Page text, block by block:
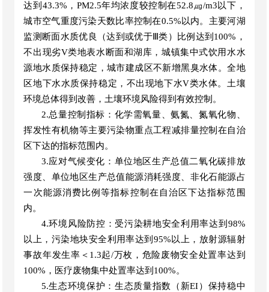
达到43.3%，PM2.5年均浓度较控制在52.8㎍/m3以下，
城市空气重度污染天数比率控制在0.5%以内。主要河湖
监测断面水质优良（达到或优于Ⅲ类）比例达到100%，
不出现劣V类地表水断面和湖库，城镇集中式饮用水水
源地水质保持稳定，城市建成区不新增黑臭水体。全地
区地下水水质保持稳定，不出现地下水V类水体。土壤
环境总体得到改善，土壤环境风险得到有效控制。
2.总量控制指标：化学需氧量、氨氮、氮氧化物、
挥发性有机物等主要污染物重点工程减排量控制在自治
区下达的指标范围内。
3.应对气候变化：单位地区生产总值二氧化碳排放
强度、单位地区生产总值能源消耗强度、非化石能源占
一次能源消费比例等指标控制在自治区下达指标范围
内。
4.环境风险防控：受污染耕地安全利用率达到98%
以上，污染地块安全利用率达到95%以上，放射源辐射
事故年发生率＜1.3起/万枚，危险废物安全处置率达到
100%，医疗废物集中处置率达到100%。
5.生态环境保护：生态质量指数（新EI）保持稳中